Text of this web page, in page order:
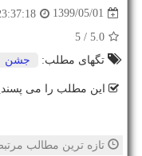
1399/05/01
5.0
/ 5
تگهای مطلب:
جشن
این مطلب را می
تازه ترین مطالب